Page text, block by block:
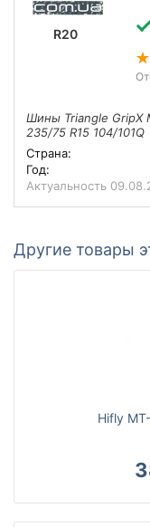
R20
Шины Triangle GripX
235/75 R15 104/101Q
Страна:
Год:
Актуальность
Другие товары
Hifly